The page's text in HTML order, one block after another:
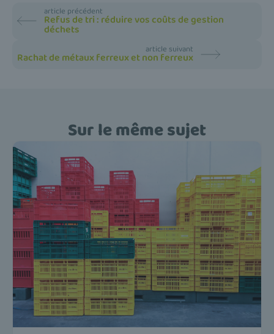
article précédent
Refus de tri : réduire vos coûts de gestion
déchets
article suivant
Rachat de métaux ferreux et non ferreux
Sur le même sujet